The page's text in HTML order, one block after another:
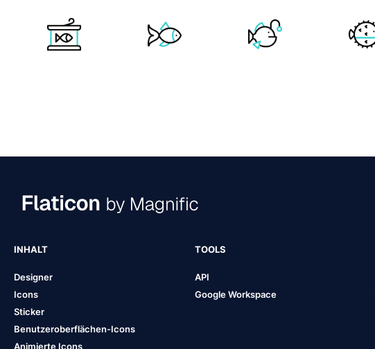
INHALT
Designer
Icons
Sticker
Benutzeroberflächen-Icons
Animierte Icons
TOOLS
API
Google Workspace